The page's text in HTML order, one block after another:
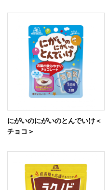
にがいのにがいのとんでいけ＜
チョコ＞